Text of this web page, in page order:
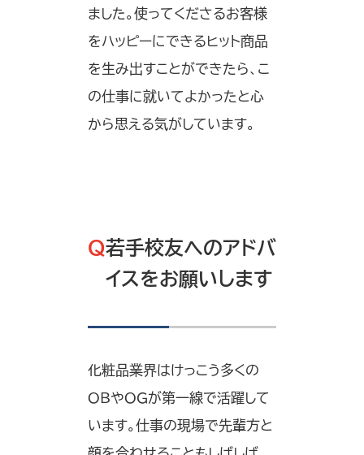
ました。使ってくださるお客様
をハッピーにできるヒット商品
を生み出すことができたら、こ
の仕事に就いてよかったと心
から思える気がしています。
Q若手校友へのアドバ
イスをお願いします
化粧品業界はけっこう多くの
OBやOGが第一線で活躍して
います。仕事の現場で先輩方と